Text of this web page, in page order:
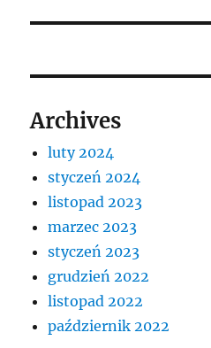
Archives
luty 2024
styczeń 2024
listopad 2023
marzec 2023
styczeń 2023
grudzień 2022
listopad 2022
październik 2022